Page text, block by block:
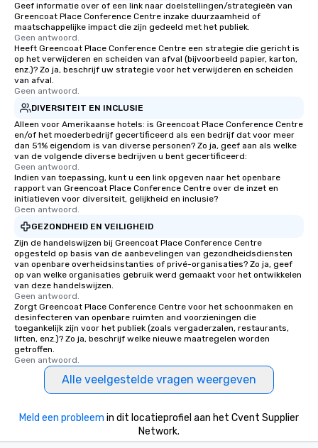
Geef informatie over of een link naar doelstellingen/strategieën van
Greencoat Place Conference Centre inzake duurzaamheid of
maatschappelijke impact die zijn gedeeld met het publiek.
Geen antwoord.
Heeft Greencoat Place Conference Centre een strategie die gericht is
op het verwijderen en scheiden van afval (bijvoorbeeld papier, karton,
enz.)? Zo ja, beschrijf uw strategie voor het verwijderen en scheiden
van afval.
Geen antwoord.
DIVERSITEIT EN INCLUSIE
Alleen voor Amerikaanse hotels: is Greencoat Place Conference Centre
en/of het moederbedrijf gecertificeerd als een bedrijf dat voor meer
dan 51% eigendom is van diverse personen? Zo ja, geef aan als welke
van de volgende diverse bedrijven u bent gecertificeerd:
Geen antwoord.
Indien van toepassing, kunt u een link opgeven naar het openbare
rapport van Greencoat Place Conference Centre over de inzet en
initiatieven voor diversiteit, gelijkheid en inclusie?
Geen antwoord.
GEZONDHEID EN VEILIGHEID
Zijn de handelswijzen bij Greencoat Place Conference Centre
opgesteld op basis van de aanbevelingen van gezondheidsdiensten
van openbare overheidsinstanties of privé-organisaties? Zo ja, geef
op van welke organisaties gebruik werd gemaakt voor het ontwikkelen
van deze handelswijzen.
Geen antwoord.
Zorgt Greencoat Place Conference Centre voor het schoonmaken en
desinfecteren van openbare ruimten and voorzieningen die
toegankelijk zijn voor het publiek (zoals vergaderzalen, restaurants,
liften, enz.)? Zo ja, beschrijf welke nieuwe maatregelen worden
getroffen.
Geen antwoord.
Alle veelgestelde vragen weergeven
Meld een probleem in dit locatieprofiel aan het Cvent Supplier
Network.